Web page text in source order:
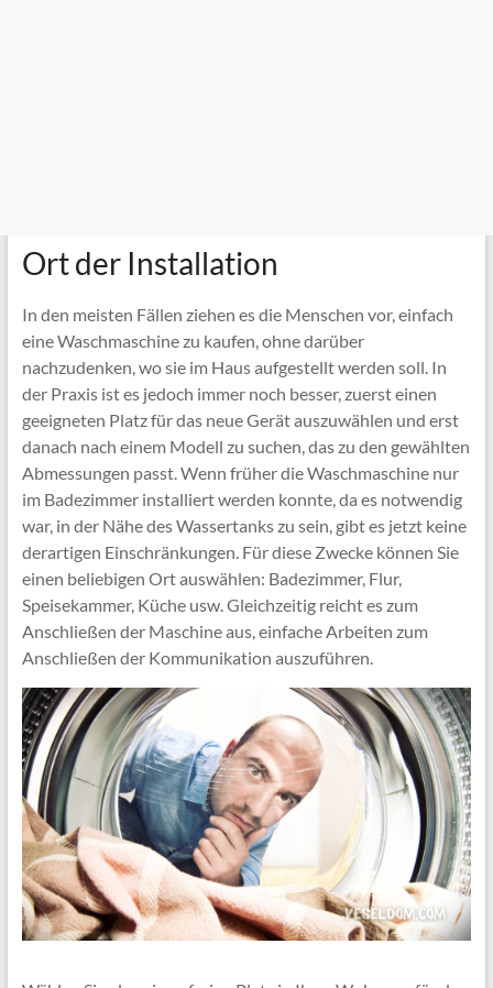
Ort der Installation
In den meisten Fällen ziehen es die Menschen vor, einfach
eine Waschmaschine zu kaufen, ohne darüber
nachzudenken, wo sie im Haus aufgestellt werden soll. In
der Praxis ist es jedoch immer noch besser, zuerst einen
geeigneten Platz für das neue Gerät auszuwählen und erst
danach nach einem Modell zu suchen, das zu den gewählten
Abmessungen passt. Wenn früher die Waschmaschine nur
im Badezimmer installiert werden konnte, da es notwendig
war, in der Nähe des Wassertanks zu sein, gibt es jetzt keine
derartigen Einschränkungen. Für diese Zwecke können Sie
einen beliebigen Ort auswählen: Badezimmer, Flur,
Speisekammer, Küche usw. Gleichzeitig reicht es zum
Anschließen der Maschine aus, einfache Arbeiten zum
Anschließen der Kommunikation auszuführen.